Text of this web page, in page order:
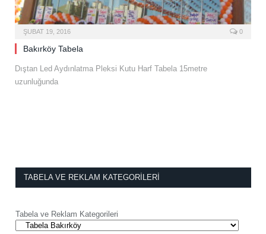
ŞUBAT 19, 2016 0
Bakırköy Tabela
Dıştan Led Aydınlatma Pleksi Kutu Harf Tabela 15metre
uzunluğunda
TABELA VE REKLAM KATEGORILERI
Tabela ve Reklam Kategorileri